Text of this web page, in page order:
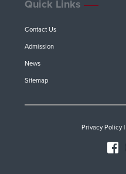
Quick Links
Contact Us
Admission
News
Sitemap
Privacy Policy|